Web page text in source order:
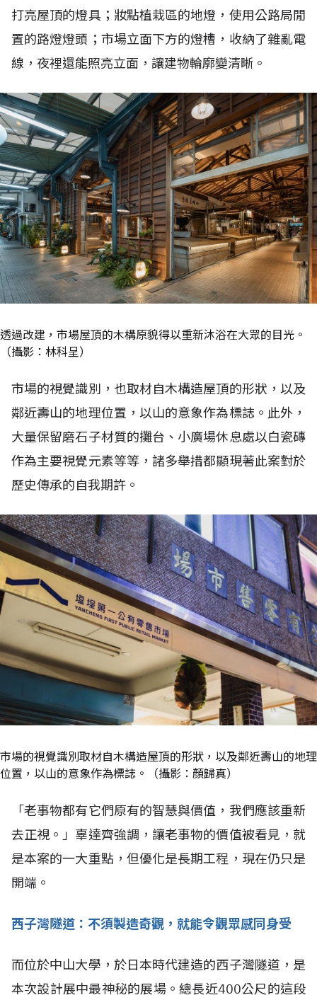
打亮屋頂的燈具；妝點植栽區的地燈，使用公路局閒
置的路燈燈頭；市場立面下方的燈槽，收納了雜亂電
線，夜裡還能照亮立面，讓建物輪廓變清晰。
透過改建，市場屋頂的木構原貌得以重新沐浴在大眾的目光。
（攝影：林科呈）
市場的視覺識別，也取材自木構造屋頂的形狀，以及
鄰近壽山的地理位置，以山的意象作為標誌。此外，
大量保留磨石子材質的攤台、小廣場休息處以白瓷磚
作為主要視覺元素等等，諸多舉措都顯現著此案對於
歷史傳承的自我期許。
市場的視覺識別取材自木構造屋頂的形狀，以及鄰近壽山的地理
位置，以山的意象作為標誌。（攝影：顏歸真）
「老事物都有它們原有的智慧與價值，我們應該重新
去正視。」辜達齊強調，讓老事物的價值被看見，就
是本案的一大重點，但優化是長期工程，現在仍只是
開端。
西子灣隧道：不須製造奇觀，就能令觀眾感同身受
而位於中山大學，於日本時代建造的西子灣隧道，是
本次設計展中最神秘的展場。總長近400公尺的這段